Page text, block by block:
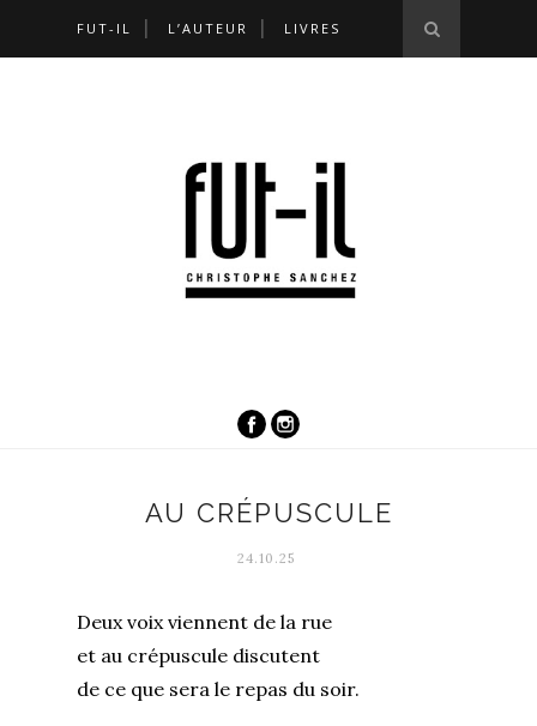
FUT-IL L’AUTEUR LIVRES
AU CRÉPUSCULE
24.10.25
Deux voix viennent de la rue
et au crépuscule discutent
de ce que sera le repas du soir.